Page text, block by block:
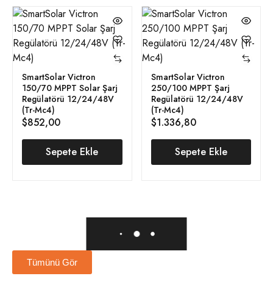
SmartSolar Victron
150/70 MPPT Solar Şarj
Regülatörü 12/24/48V
(Tr-Mc4)
$852,00
Sepete Ekle
SmartSolar Victron
250/100 MPPT Şarj
Regülatörü 12/24/48V
(Tr-Mc4)
$1.336,80
Sepete Ekle
Tümünü Gör